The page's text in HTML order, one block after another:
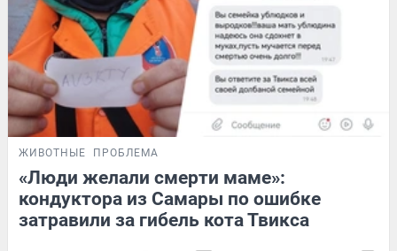
ЖИВОТНЫЕ ПРОБЛЕМА
«Люди желали смерти маме»:
кондуктора из Самары по ошибке
затравили за гибель кота Твикса